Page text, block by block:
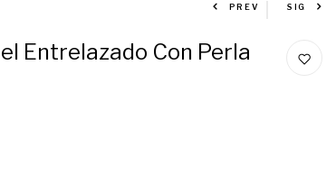
PREV SIG
Entrelazado Con Perla